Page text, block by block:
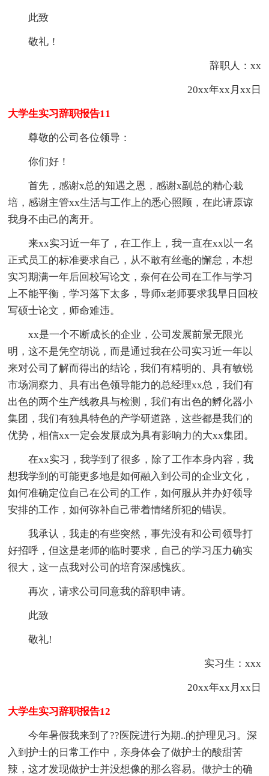
此致
敬礼！
辞职人：xx
20xx年xx月xx日
大学生实习辞职报告11
尊敬的公司各位领导：
你们好！
首先，感谢x总的知遇之恩，感谢x副总的精心栽
培，感谢主管xx生活与工作上的悉心照顾，在此请原谅
我身不由己的离开。
来xx实习近一年了，在工作上，我一直在xx以一名
正式员工的标准要求自己，从不敢有丝毫的懈怠，本想
实习期满一年后回校写论文，奈何在公司在工作与学习
上不能平衡，学习落下太多，导师x老师要求我早日回校
写硕士论文，师命难违。
xx是一个不断成长的企业，公司发展前景无限光
明，这不是凭空胡说，而是通过我在公司实习近一年以
来对公司了解而得出的结论，我们有精明的、具有敏锐
市场洞察力、具有出色领导能力的总经理xx总，我们有
出色的两个生产线教具与检测，我们有出色的孵化器小
集团，我们有独具特色的产学研道路，这些都是我们的
优势，相信xx一定会发展成为具有影响力的大xx集团。
在xx实习，我学到了很多，除了工作本身内容，我
想我学到的可能更多地是如何融入到公司的企业文化，
如何准确定位自己在公司的工作，如何服从并办好领导
安排的工作，如何弥补自己带着情绪所犯的错误。
我承认，我走的有些突然，事先没有和公司领导打
好招呼，但这是老师的临时要求，自己的学习压力确实
很大，这一点我对公司的培育深感愧疚。
再次，请求公司同意我的辞职申请。
此致
敬礼!
实习生：xxx
20xx年xx月xx日
大学生实习辞职报告12
今年暑假我来到了??医院进行为期..的护理见习。深
入到护士的日常工作中，亲身体会了做护士的酸甜苦
辣，这才发现做护士并没想像的那么容易。做护士的确